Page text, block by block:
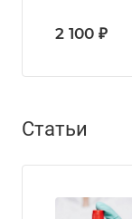
2 100 ₽
Статьи